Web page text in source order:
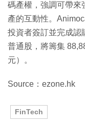
碼產權，強調可帶來
產的互動性。
投資者簽訂並完成認
普通股，將籌集
元）。
Source：ezone.hk
FinTech